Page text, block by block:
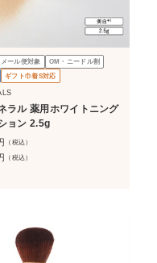
メール便対象
OM・ニードル割
ギフト巾着S対応
ラル 薬用ホワイトニング
ョン 2.5g
（税込）
（税込）